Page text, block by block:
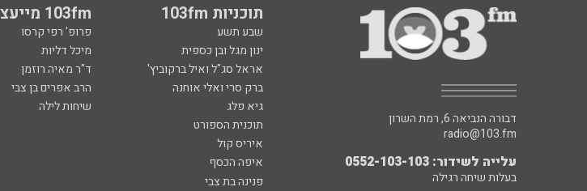
תוכניות 103fm 103fm מייעצים
שבע תשע פרופ' רפי קרסו
ינון מגל ובן כספית
מיכל דליות
אראל סג"ל ואיל ברקוביץ'
ד"ר מאיה רוזמן
ברק סרי ואלי אוחנה
הרב אפרים בן צבי
גיא פלג
שיחות לילה
תוכנית הספורט
איריס קול
איפה הכסף
פנינה בת צבי
דבורה הנביאה 6, רמת השרון
radio@103.fm
עלייה לשידור: 0552-103-103
בעלות שיחה רגילה